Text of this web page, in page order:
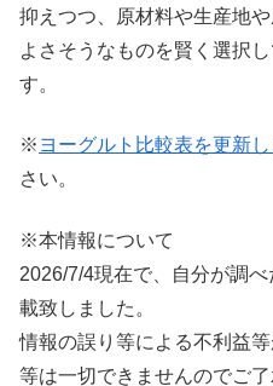
抑えつつ、原材料や生産地
よさそうなものを賢く選択
す。
※ ヨーグルト比較表を更新
さい。
※本情報について
2026/7/4現在で、自分が調
載致しました。
情報の誤り等による不利益
等は一切できませんのでご了